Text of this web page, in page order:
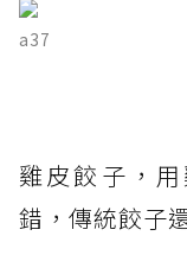
a37
雞皮餃子，
錯，傳統餃子